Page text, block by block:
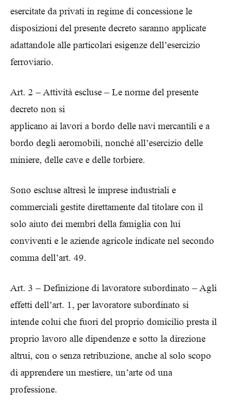
esercitate da privati in regime di concessione le
disposizioni del presente decreto saranno applicate
adattandole alle particolari esigenze dell’esercizio
ferroviario.
Art. 2 – Attività escluse – Le norme del presente
decreto non si
applicano ai lavori a bordo delle navi mercantili e a
bordo degli aeromobili, nonché all’esercizio delle
miniere, delle cave e delle torbiere.
Sono escluse altresì le imprese industriali e
commerciali gestite direttamente dal titolare con il
solo aiuto dei membri della famiglia con lui
conviventi e le aziende agricole indicate nel secondo
comma dell’art. 49.
Art. 3 – Definizione di lavoratore subordinato – Agli
effetti dell’art. 1, per lavoratore subordinato si
intende colui che fuori del proprio domicilio presta il
proprio lavoro alle dipendenze e sotto la direzione
altrui, con o senza retribuzione, anche al solo scopo
di apprendere un mestiere, un’arte od una
professione.